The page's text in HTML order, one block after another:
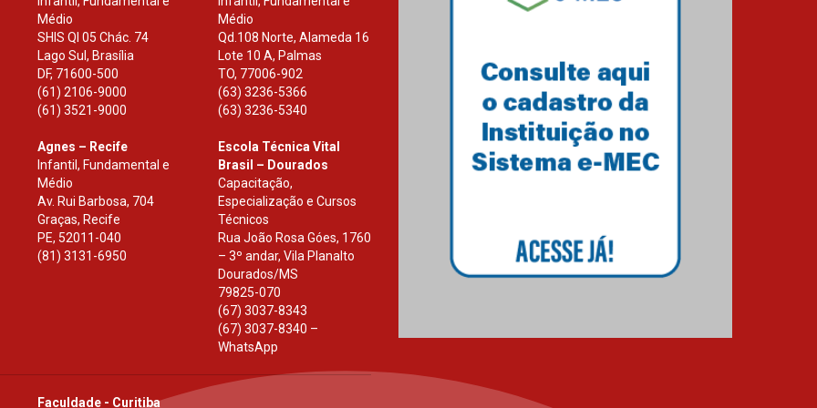
Médio
SHIS Ql 05 Chác. 74
Lago Sul, Brasília
DF, 71600-500
(61) 2106-9000
(61) 3521-9000
Médio
Qd.108 Norte, Alameda 16
Lote 10 A, Palmas
TO, 77006-902
(63) 3236-5366
(63) 3236-5340
Agnes – Recife
Infantil, Fundamental e
Médio
Av. Rui Barbosa, 704
Graças, Recife
PE, 52011-040
(81) 3131-6950
Escola Técnica Vital
Brasil – Dourados
Capacitação,
Especialização e Cursos
Técnicos
Rua João Rosa Góes, 1760
– 3º andar, Vila Planalto
Dourados/MS
79825-070
(67) 3037-8343
(67) 3037-8340 –
WhatsApp
Faculdade - Curitiba